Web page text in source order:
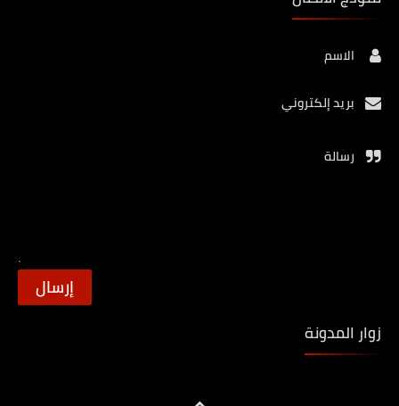
الاسم
بريد إلكتروني
رسالة
زوار المدونة